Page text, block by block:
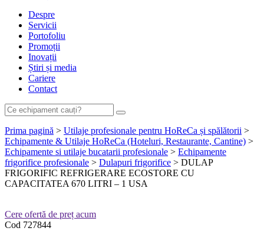
Despre
Servicii
Portofoliu
Promoții
Inovații
Știri și media
Cariere
Contact
Prima pagină > Utilaje profesionale pentru HoReCa și spălătorii >
Echipamente & Utilaje HoReCa (Hoteluri, Restaurante, Cantine) >
Echipamente si utilaje bucatarii profesionale > Echipamente
frigorifice profesionale > Dulapuri frigorifice > DULAP
FRIGORIFIC REFRIGERARE ECOSTORE CU
CAPACITATEA 670 LITRI – 1 USA
Cere ofertă de preț acum
Cod 727844